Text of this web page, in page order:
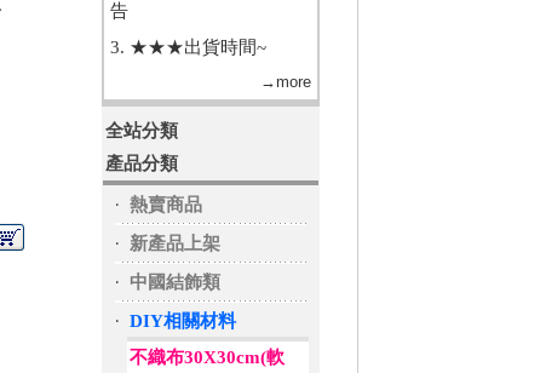
告
3. ★★★出貨時間~
→more
全站分類
產品分類
‧ 熱賣商品
‧ 新產品上架
‧ 中國結飾類
‧
DIY相關材料
不織布30X30cm(軟